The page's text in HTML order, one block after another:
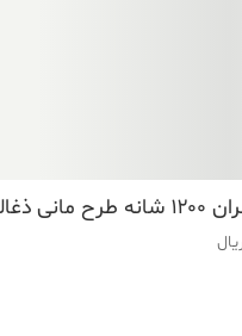
ذغالی